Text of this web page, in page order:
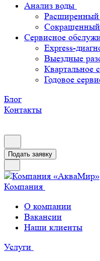
Анализ воды
Расширенный
Сервисное
Express-
Выездные
Квартальное
Годовое
Блог
Контакты
Подать заявку
Компания
О компании
Вакансии
Наши клиенты
Услуги